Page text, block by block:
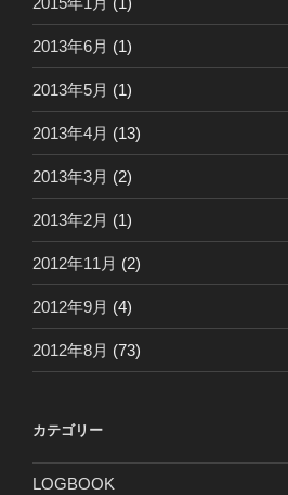
2013年6月 (1)
2013年5月 (1)
2013年4月 (13)
2013年3月 (2)
2013年2月 (1)
2012年11月 (2)
2012年9月 (4)
2012年8月 (73)
カテゴリー
LOGBOOK